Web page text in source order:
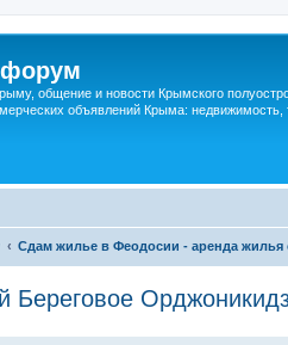
общение и новости Крымского
объявлений Крыма: недвижимость,
Сдам жилье в Феодосии - аренда жилья
Береговое